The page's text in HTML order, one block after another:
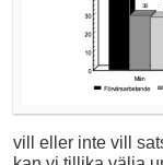
vill eller inte vill